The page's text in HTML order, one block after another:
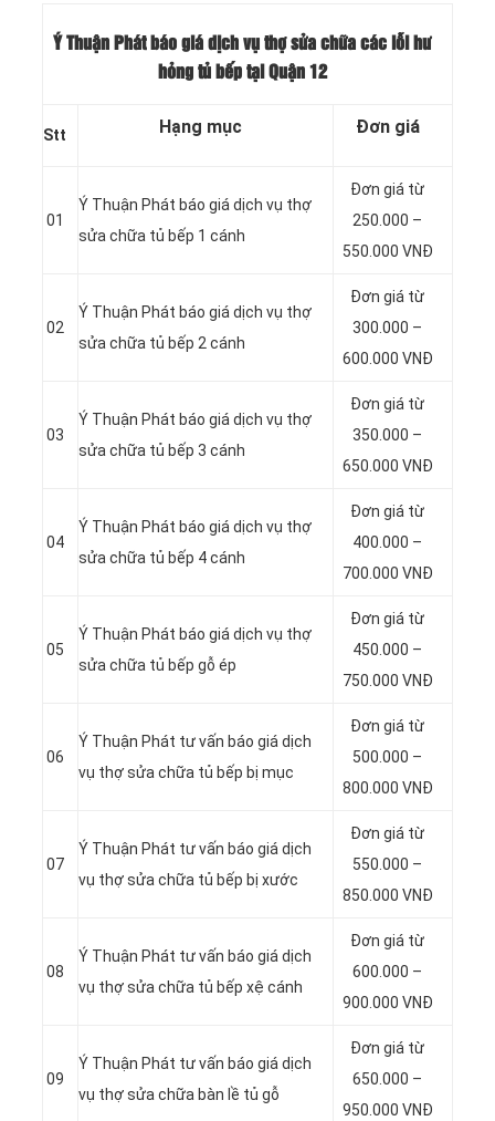
Ý Thuận Phát báo giá dịch vụ thợ sửa chữa các lỗi hư
hỏng tủ bếp tại Quận 12
Stt Hạng mục Đơn giá
01
Ý Thuận Phát báo giá dịch vụ thợ
sửa chữa tủ bếp 1 cánh
Đơn giá từ
250.000 –
550.000 VNĐ
02
Ý Thuận Phát báo giá dịch vụ thợ
sửa chữa tủ bếp 2 cánh
Đơn giá từ
300.000 –
600.000 VNĐ
03
Ý Thuận Phát báo giá dịch vụ thợ
sửa chữa tủ bếp 3 cánh
Đơn giá từ
350.000 –
650.000 VNĐ
04
Ý Thuận Phát báo giá dịch vụ thợ
sửa chữa tủ bếp 4 cánh
Đơn giá từ
400.000 –
700.000 VNĐ
05
Ý Thuận Phát báo giá dịch vụ thợ
sửa chữa tủ bếp gỗ ép
Đơn giá từ
450.000 –
750.000 VNĐ
06
Ý Thuận Phát tư vấn báo giá dịch
vụ thợ sửa chữa tủ bếp bị mục
Đơn giá từ
500.000 –
800.000 VNĐ
07
Ý Thuận Phát tư vấn báo giá dịch
vụ thợ sửa chữa tủ bếp bị xước
Đơn giá từ
550.000 –
850.000 VNĐ
08
Ý Thuận Phát tư vấn báo giá dịch
vụ thợ sửa chữa tủ bếp xệ cánh
Đơn giá từ
600.000 –
900.000 VNĐ
09
Ý Thuận Phát tư vấn báo giá dịch
vụ thợ sửa chữa bàn lề tủ gỗ
Đơn giá từ
650.000 –
950.000 VNĐ